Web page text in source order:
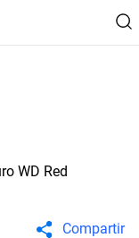
WD Red
Compartir